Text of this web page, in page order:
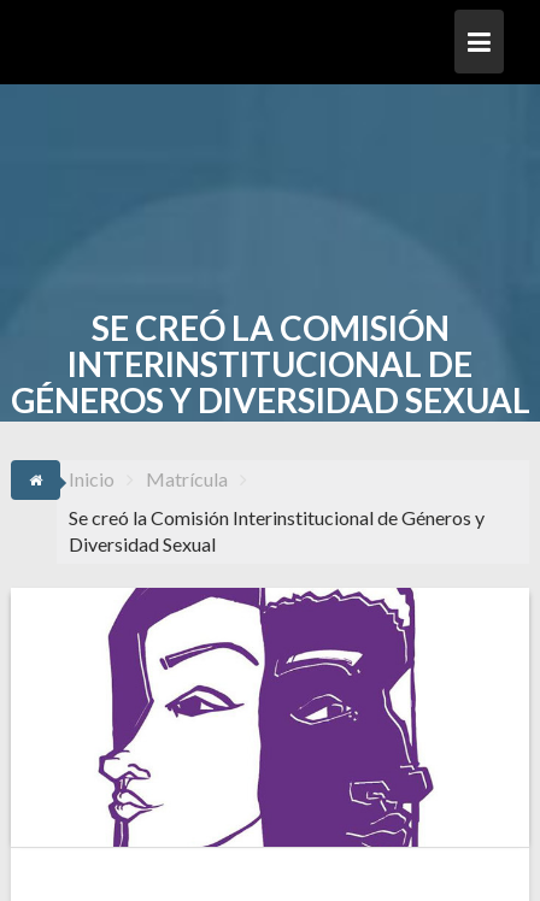
SE CREÓ LA COMISIÓN
INTERINSTITUCIONAL DE
GÉNEROS Y DIVERSIDAD SEXUAL
Inicio
Matrícula
Se creó la Comisión Interinstitucional de Géneros y
Diversidad Sexual